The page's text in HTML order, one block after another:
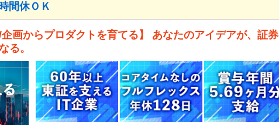
間休ＯＫ
企画からプロダクトを育てる】 あなたのアイデアが、証券
る。